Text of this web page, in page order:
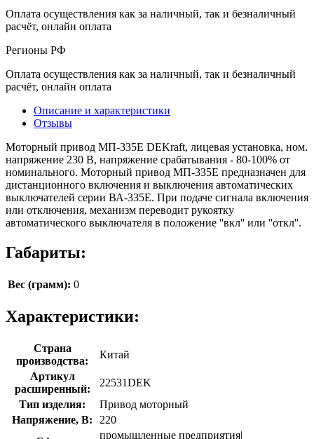
Оплата осуществления как за наличный, так и безналичный
расчёт, онлайн оплата
Регионы РФ
Оплата осуществления как за наличный, так и безналичный
расчёт, онлайн оплата
Описание и характеристики
Отзывы
Моторный привод МП-335Е DEKraft, лицевая установка, ном.
напряжение 230 В, напряжение срабатывания - 80-100% от
номинального. Моторный привод МП-335Е предназначен для
дистанционного включения и выключения автоматических
выключателей серии ВА-335Е. При подаче сигнала включения
или отключения, механизм переводит рукоятку
автоматического выключателя в положение ''вкл'' или ''откл''.
Габариты:
Вес (грамм): 0
Характеристики:
Страна
производства:
Китай
Артикул
расширенный:
22531DEK
Тип изделия:
Привод моторный
Напряжение, В:
220
промышленные предприятия|